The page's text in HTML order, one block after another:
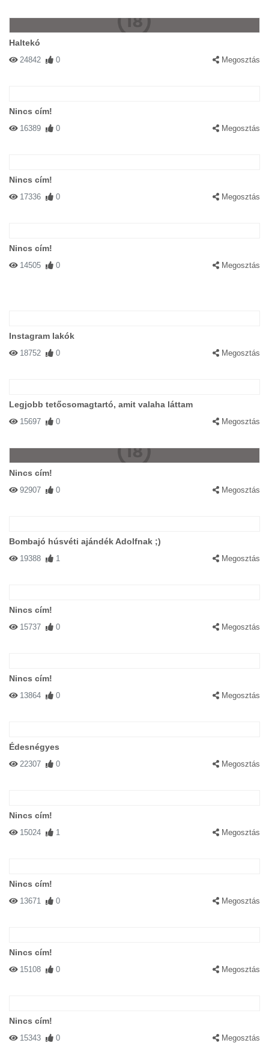
Haltekó
24842 0 Megosztás
Nincs cím!
16389 0 Megosztás
Nincs cím!
17336 0 Megosztás
Nincs cím!
14505 0 Megosztás
Instagram lakók
18752 0 Megosztás
Legjobb tetőcsomagtartó, amit valaha láttam
15697 0 Megosztás
Nincs cím!
92907 0 Megosztás
Bombajó húsvéti ajándék Adolfnak ;)
19388 1 Megosztás
Nincs cím!
15737 0 Megosztás
Nincs cím!
13864 0 Megosztás
Édesnégyes
22307 0 Megosztás
Nincs cím!
15024 1 Megosztás
Nincs cím!
13671 0 Megosztás
Nincs cím!
15108 0 Megosztás
Nincs cím!
15343 0 Megosztás